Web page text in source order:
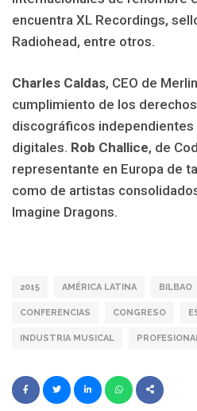
encuentra XL Recordings,
Radiohead, entre otros.
Charles Caldas, CEO de
cumplimiento de los
discográficos
digitales. Rob Challice, de
representante en Europa de
como de artistas
Imagine Dragons.
2015 AMÉRICA LATINA BILBAO
CONFERENCIAS CONGRESO
INDUSTRIA MUSICAL